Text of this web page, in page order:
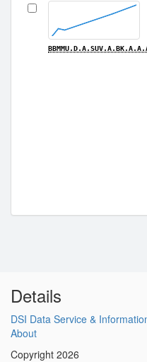
Details
DSI Data Service &
About
Copyright 2026